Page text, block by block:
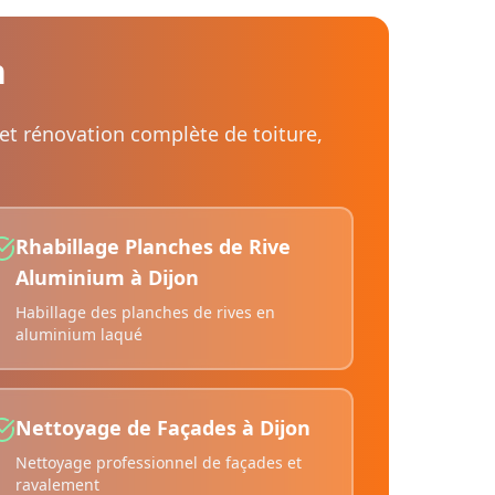
rénovation complète de toiture,
Rhabillage Planches de Rive
Aluminium à Dijon
Habillage des planches de rives en
aluminium laqué
Nettoyage de Façades à Dijon
Nettoyage professionnel de façades et
ravalement